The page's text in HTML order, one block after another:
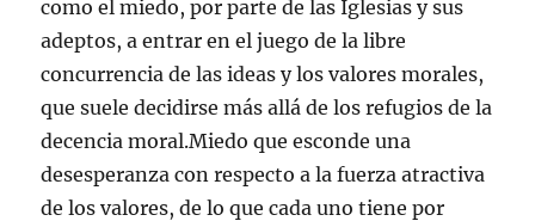
como el miedo, por parte de las Iglesias y sus
adeptos, a entrar en el juego de la libre
concurrencia de las ideas y los valores morales,
que suele decidirse más allá de los refugios de la
decencia moral.Miedo que esconde una
desesperanza con respecto a la fuerza atractiva
de los valores, de lo que cada uno tiene por